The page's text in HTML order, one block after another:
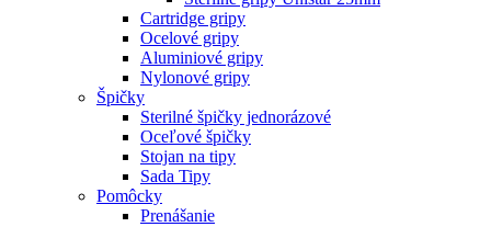
Cartridge gripy
Ocelové gripy
Aluminiové gripy
Nylonové gripy
Špičky
Sterilné špičky jednorázové
Oceľové špičky
Stojan na tipy
Sada Tipy
Pomôcky
Prenášanie